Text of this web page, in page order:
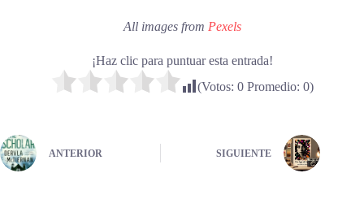
All images from Pexels
¡Haz clic para puntuar esta entrada!
(Votos: 0Promedio: 0)
ANTERIOR SIGUIENTE